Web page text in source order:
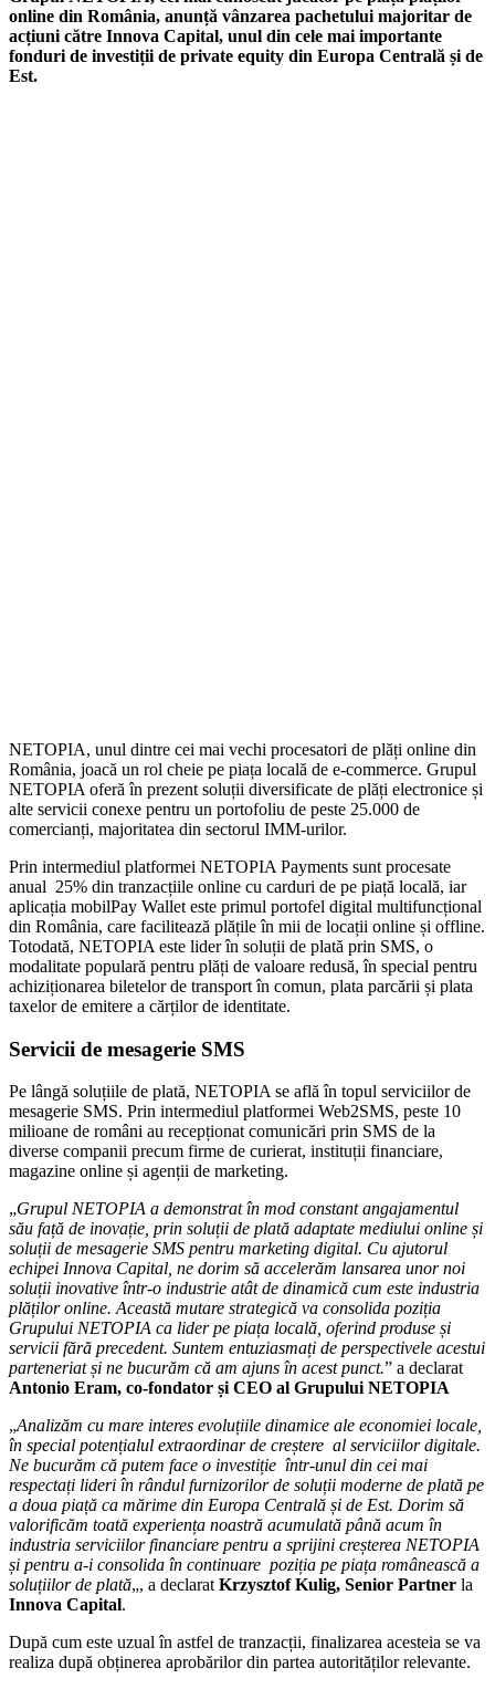
online din România, anunță vânzarea pachetului majoritar de
acțiuni către Innova Capital, unul din cele mai importante
fonduri de investiții de private equity din Europa Centrală și de
Est.
NETOPIA, unul dintre cei mai vechi procesatori de plăți online din
România, joacă un rol cheie pe piața locală de e-commerce. Grupul
NETOPIA oferă în prezent soluții diversificate de plăți electronice și
alte servicii conexe pentru un portofoliu de peste 25.000 de
comercianți, majoritatea din sectorul IMM-urilor.
Prin intermediul platformei NETOPIA Payments sunt procesate
anual 25% din tranzacțiile online cu carduri de pe piață locală, iar
aplicația mobilPay Wallet este primul portofel digital multifuncțional
din România, care facilitează plățile în mii de locații online și offline.
Totodată, NETOPIA este lider în soluții de plată prin SMS, o
modalitate populară pentru plăți de valoare redusă, în special pentru
achiziționarea biletelor de transport în comun, plata parcării și plata
taxelor de emitere a cărților de identitate.
Servicii de mesagerie SMS
Pe lângă soluțiile de plată, NETOPIA se află în topul serviciilor de
mesagerie SMS. Prin intermediul platformei Web2SMS, peste 10
milioane de români au recepționat comunicări prin SMS de la
diverse companii precum firme de curierat, instituții financiare,
magazine online și agenții de marketing.
„Grupul NETOPIA a demonstrat în mod constant angajamentul
său față de inovație, prin soluții de plată adaptate mediului online și
soluții de mesagerie SMS pentru marketing digital. Cu ajutorul
echipei Innova Capital, ne dorim să accelerăm lansarea unor noi
soluții inovative într-o industrie atât de dinamică cum este industria
plăților online. Această mutare strategică va consolida poziția
Grupului NETOPIA ca lider pe piața locală, oferind produse și
servicii fără precedent. Suntem entuziasmați de perspectivele acestui
parteneriat și ne bucurăm că am ajuns în acest punct.” a declarat
Antonio Eram, co-fondator și CEO al Grupului NETOPIA
„Analizăm cu mare interes evoluțiile dinamice ale economiei locale,
în special potențialul extraordinar de creștere al serviciilor digitale.
Ne bucurăm că putem face o investiție într-unul din cei mai
respectați lideri în rândul furnizorilor de soluții moderne de plată pe
a doua piață ca mărime din Europa Centrală și de Est. Dorim să
valorificăm toată experiența noastră acumulată până acum în
industria serviciilor financiare pentru a sprijini creșterea NETOPIA
și pentru a-i consolida în continuare poziția pe piața românească a
soluțiilor de plată„, a declarat Krzysztof Kulig, Senior Partner la
Innova Capital.
După cum este uzual în astfel de tranzacții, finalizarea acesteia se va
realiza după obținerea aprobărilor din partea autorităților relevante.